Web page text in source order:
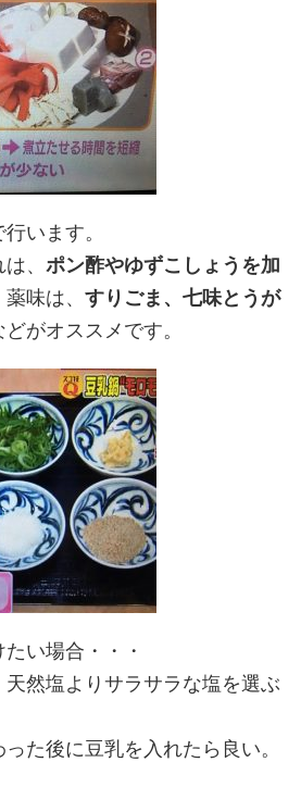
行い ます。
、 ポン酢やゆずこしょうを加
薬味は、 すりごま、七味とうが
どがオススメです。
い場合・・・
然塩よりサラサラな塩を選ぶ
た後に豆乳を入れたら良い。